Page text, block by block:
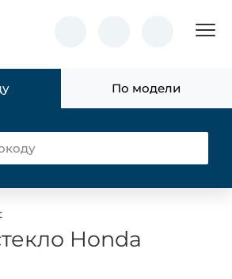
По модели
Honda